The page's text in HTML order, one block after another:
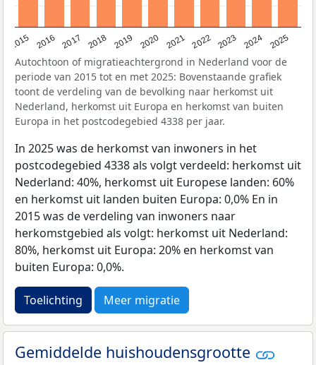
2015 2016 2017 2018 2019 2020 2021 2022 2023 2024 2025
Autochtoon of migratieachtergrond in Nederland voor de
periode van 2015 tot en met 2025: Bovenstaande grafiek
toont de verdeling van de bevolking naar herkomst uit
Nederland, herkomst uit Europa en herkomst van buiten
Europa in het postcodegebied 4338 per jaar.
In 2025 was de herkomst van inwoners in het
postcodegebied 4338 als volgt verdeeld: herkomst uit
Nederland: 40%, herkomst uit Europese landen: 60%
en herkomst uit landen buiten Europa: 0,0% En in
2015 was de verdeling van inwoners naar
herkomstgebied als volgt: herkomst uit Nederland:
80%, herkomst uit Europa: 20% en herkomst van
buiten Europa: 0,0%.
Toelichting Meer migratie
Gemiddelde huishoudensgrootte